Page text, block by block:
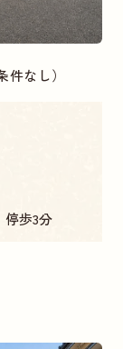
なし）
停歩3分